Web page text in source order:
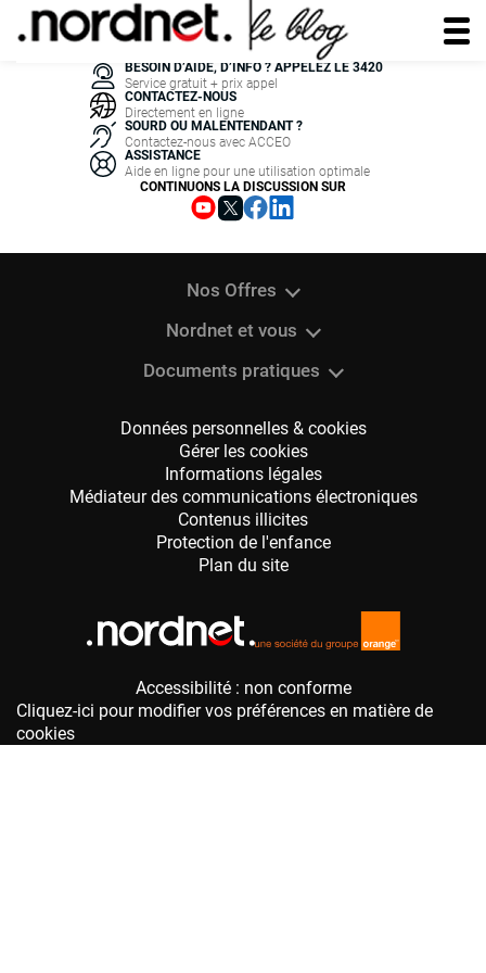
Accessibilité : non conforme
Cliquez-ici pour modifier vos préférences en matière de
cookies